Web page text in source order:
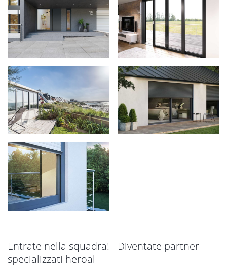
Entrate nella squadra! - Diventate partner
specializzati heroal